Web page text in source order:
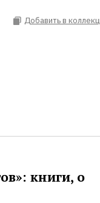
Добавить в
книги, о